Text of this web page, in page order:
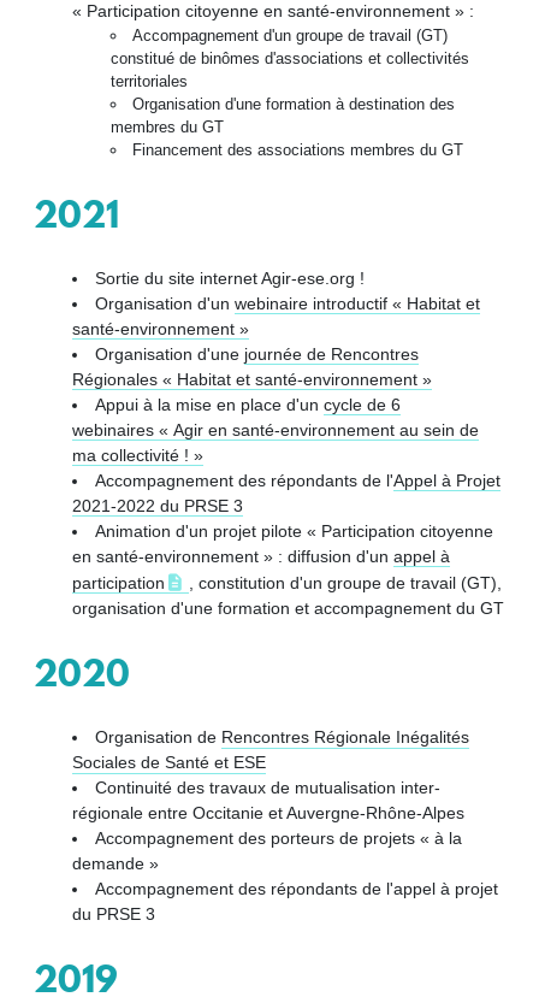
« Participation citoyenne en santé-environnement » :
Accompagnement d'un groupe de travail (GT)
constitué de binômes d'associations et collectivités
territoriales
Organisation d'une formation à destination des
membres du GT
Financement des associations membres du GT
2021
Sortie du site internet Agir-ese.org !
Organisation d'unwebinaire introductif « Habitat et
santé-environnement »
Organisation d'une journée de Rencontres
Régionales « Habitat et santé-environnement »
Appui à la mise en place d'uncycle de 6
webinaires « Agir en santé-environnement au sein de
ma collectivité ! »
Accompagnement des répondants de l'Appel à Projet
2021-2022 du PRSE 3
Animation d'un projet pilote « Participation citoyenne
en santé-environnement » : diffusion d'un appel à
participation
, constitution d'un groupe de travail (GT),
organisation d'une formation et accompagnement du GT
2020
Organisation de Rencontres Régionale Inégalités
Sociales de Santé et ESE
Continuité des travaux de mutualisation inter-
régionale entre Occitanie et Auvergne-Rhône-Alpes
Accompagnement des porteurs de projets « à la
demande »
Accompagnement des répondants de l'appel à projet
du PRSE 3
2019